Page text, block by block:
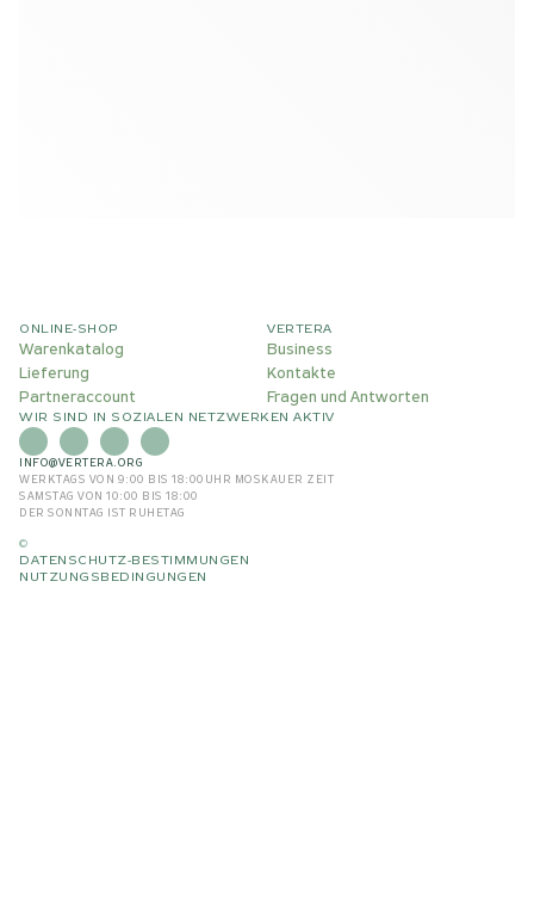
ONLINE-SHOP
Warenkatalog
Lieferung
Partneraccount
VERTERA
Business
Kontakte
Fragen und Antworten
WIR SIND IN SOZIALEN NETZWERKEN AKTIV
INFO@VERTERA.ORG
WERKTAGS VON 9:00 BIS 18:00 UHR MOSKAUER ZEIT
SAMSTAG VON 10:00 BIS 18:00
DER SONNTAG IST RUHETAG
©
DATENSCHUTZ-BESTIMMUNGEN
NUTZUNGSBEDINGUNGEN